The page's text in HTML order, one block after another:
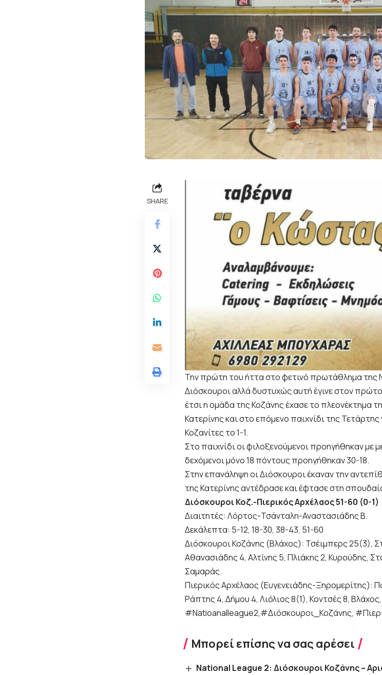
SHARE
Την πρώτη του ήττα στο φετινό πρωτάθλημα της
Διόσκουροι αλλά δυστυχώς αυτή έγινε στον
έτσι η ομάδα της Κοζάνης έχασε το πλεονέκτημα
Κατερίνης και στο επόμενο παιχνίδι της
Κοζανίτες το 1-1.
Στο παιχνίδι οι φιλοξενούμενοι προηγήθηκαν
δεχόμενοι μόνο 18 πόντους προηγήθηκαν 30-18.
Στην επανάληψη οι Διόσκουροι έκαναν την
της Κατερίνης αντέδρασε και έφτασε στη
Διόσκουροι Κοζ.-Πιερικός Αρχέλαος 51-60 (0-1)
Διαιτητές: Λόρτος-Τσάνταλη-Αναστασιάδης Β.
Δεκάλεπτα: 5-12, 18-30, 38-43, 51-60
Διόσκουροι Κοζάνης (Βλάχος): Τσέιμπερς 25(3),
Αθανασιάδης 4, Αλτίνης 5, Πλιάκης 2, Κυρούδης,
Σαμαράς.
Πιερικός Αρχέλαος (Ευγενειάδης-
Ράπτης 4, Δήμου 4, Λιόλιος 8(1), Κοντσές 8,
#Natioanalleague2,#Διόσκουροι_Κοζάνης,
Μπορεί επίσης να σας αρέσει
National League 2: Διόσκουροι Κοζάνης –